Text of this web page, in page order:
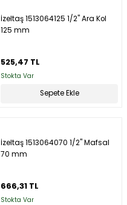
İzeltaş 1513064125 1/2'' Ara Kol
125 mm
525,47 TL
Stokta Var
Sepete Ekle
İzeltaş 1513064070 1/2'' Mafsal
70 mm
666,31 TL
Stokta Var